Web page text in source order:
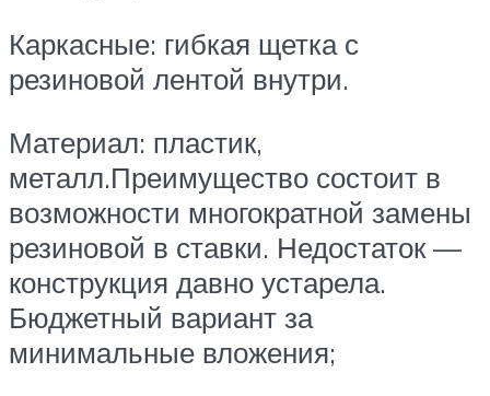
Каркасные: гибкая щетка с
резиновой лентой внутри.
Материал: пластик,
металл.Преимущество состоит в
возможности многократной замены
резиновой в ставки. Недостаток —
конструкция давно устарела.
Бюджетный вариант за
минимальные вложения;